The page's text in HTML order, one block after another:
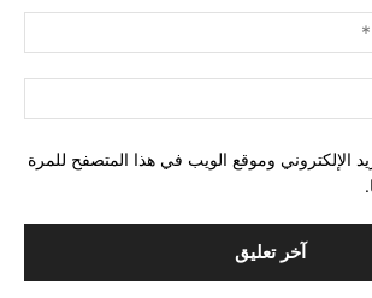
الإلكتروني وموقع الويب في هذا المتصفح للمرة